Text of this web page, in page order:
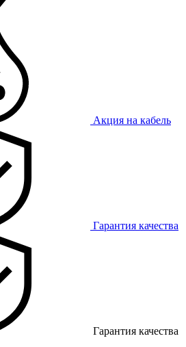
Акция на кабель
Гарантия качества
Гарантия качества